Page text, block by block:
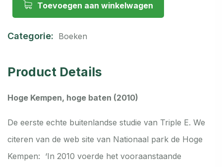
Toevoegen aan winkelwagen
Categorie: Boeken
Product Details
Hoge Kempen, hoge baten (2010)
De eerste echte buitenlandse studie van Triple E. We
citeren van de web site van Nationaal park de Hoge
Kempen: ‘In 2010 voerde het vooraanstaande